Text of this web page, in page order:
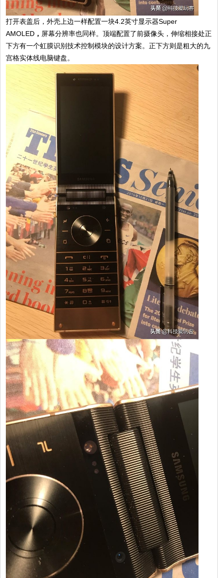
打开表盖后，外壳上边一样配置一块4.2英寸显示器Super
AMOLED ， 屏幕分辨率也同样。顶端配置了前摄像头，伸缩相接处正
下方有一个虹膜识别技术控制模块的设计方案。正下方则是粗大的九
宫格实体线电脑键盘。